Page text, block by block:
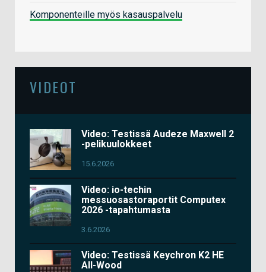
Komponenteille myös kasauspalvelu
VIDEOT
Video: Testissä Audeze Maxwell 2
-pelikuulokkeet
15.6.2026
Video: io-techin
messuosastoraportit Computex
2026 -tapahtumasta
3.6.2026
Video: Testissä Keychron K2 HE
All-Wood